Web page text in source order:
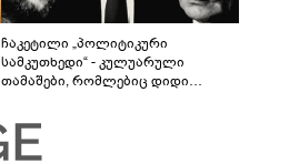
ჩაკეტილი „პოლიტიკური
სამკუთხედი“ - კულუარული
თამაშები, რომლებიც დიდი